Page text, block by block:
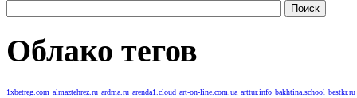
Облако тегов
1xbetreg.com almaztehrez.ru ardma.ru arenda1.cloud art-on-line.com.ua arttur.info bakhtina.school bestkr.ru